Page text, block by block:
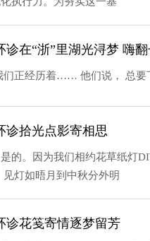
诊在“浙”里湖光浔梦 嗨
诊拾光点影寄相思
的。因为我们相约花草纸灯
灯如晤月到中秋分外明
诊花笺寄情逐梦留芳